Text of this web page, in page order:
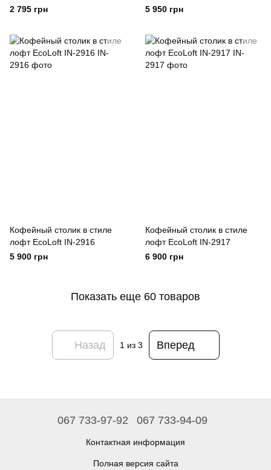
1489
2 795 грн
1496
5 950 грн
Кофейный столик в стиле
лофт EcoLoft IN-2916
5 900 грн
Кофейный столик в стиле
лофт EcoLoft IN-2917
6 900 грн
Показать еще 60 товаров
Назад 1 из 3 Вперед
067 733-97-92 067 733-94-09
Контактная информация
Полная версия сайта